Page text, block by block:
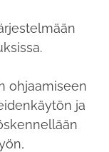
ohjaamiseen
ja